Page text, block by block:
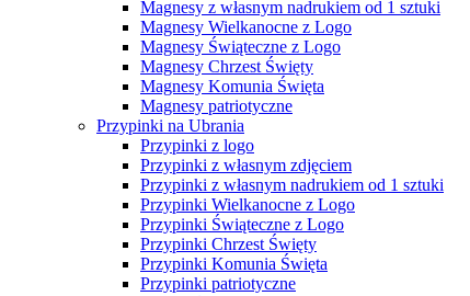
Magnesy z własnym nadrukiem od 1 sztuki
Magnesy Wielkanocne z Logo
Magnesy Świąteczne z Logo
Magnesy Chrzest Święty
Magnesy Komunia Święta
Magnesy patriotyczne
Przypinki na Ubrania
Przypinki z logo
Przypinki z własnym zdjęciem
Przypinki z własnym nadrukiem od 1 sztuki
Przypinki Wielkanocne z Logo
Przypinki Świąteczne z Logo
Przypinki Chrzest Święty
Przypinki Komunia Święta
Przypinki patriotyczne